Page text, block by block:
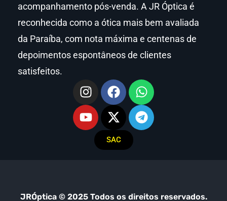
acompanhamento pós-venda. A JR Óptica é
reconhecida como a ótica mais bem avaliada
da Paraíba, com nota máxima e centenas de
depoimentos espontâneos de clientes
satisfeitos.
SAC
JRÓptica © 2025 Todos os direitos reservados.